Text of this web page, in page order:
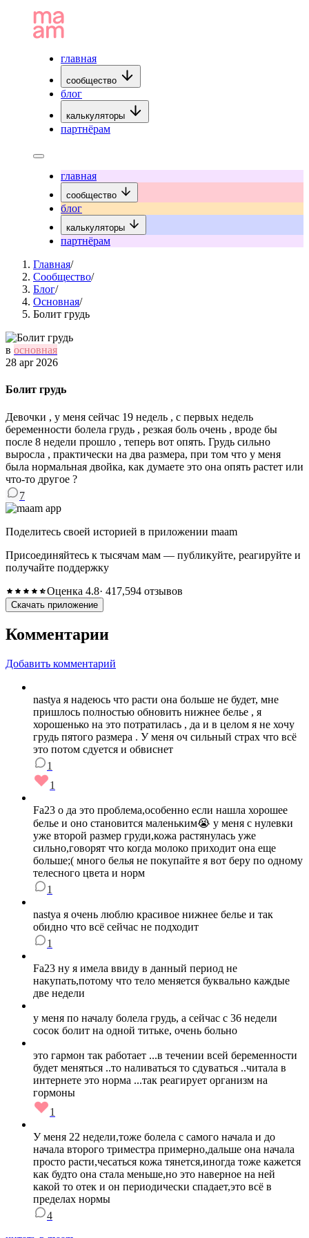
главная
сообщество
блог
калькуляторы
партнёрам
главная
сообщество
блог
калькуляторы
партнёрам
Главная/
Сообщество/
Блог/
Основная/
Болит грудь
в основная
28 apr 2026
Болит грудь
Девочки , у меня сейчас 19 недель , с первых недель
беременности болела грудь , резкая боль очень , вроде бы
после 8 недели прошло , теперь вот опять. Грудь сильно
выросла , практически на два размера, при том что у меня
была нормальная двойка, как думаете это она опять растет или
что-то другое ?
7
Поделитесь своей историей в приложении maam
Присоединяйтесь к тысячам мам — публикуйте, реагируйте и
получайте поддержку
Оценка 4.8· 417,594 отзывов
Скачать приложение
Комментарии
Добавить комментарий
nastya я надеюсь что расти она больше не будет, мне
пришлось полностью обновить нижнее белье , я
хорошенько на это потратилась , да и в целом я не хочу
грудь пятого размера . У меня оч сильный страх что всё
это потом сдуется и обвиснет
1
1
Fa23 о да это проблема,особенно если нашла хорошее
белье и оно становится маленьким😭 у меня с нулевки
уже второй размер груди,кожа растянулась уже
сильно,говорят что когда молоко приходит она еще
больше;( много белья не покупайте я вот беру по одному
телесного цвета и норм
1
nastya я очень люблю красивое нижнее белье и так
обидно что всё сейчас не подходит
1
Fa23 ну я имела ввиду в данный период не
накупать,потому что тело меняется буквально каждые
две недели
у меня по началу болела грудь, а сейчас с 36 недели
сосок болит на одной титьке, очень больно
это гармон так работает ...в течении всей беременности
будет меняться ..то наливаться то сдуваться ..читала в
интернете это норма ...так реагирует организм на
гормоны
1
У меня 22 недели,тоже болела с самого начала и до
начала второго триместра примерно,дальше она начала
просто расти,чесаться кожа тянется,иногда тоже кажется
как будто она стала меньше,но это наверное на ней
какой то отек и он периодически спадает,это всё в
пределах нормы
4